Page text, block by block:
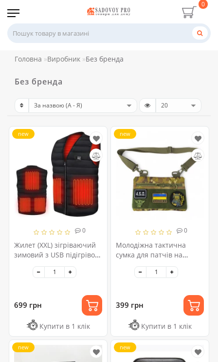
0
Головна Виробник Без бренда
Без бренда
0
Жилет (XXL) зігріваючий
зимовий з USB підігрівом
унісекс чорний
new
699 грн
Купити в 1 клік
0
Молодіжна тактична
сумка для патчів на
плече з 4 кишенями
multicam
new
399 грн
Купити в 1 клік
new new